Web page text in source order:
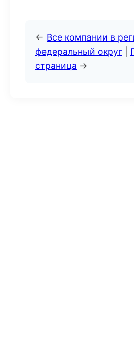
← Все компании в
федеральный округ
страница →